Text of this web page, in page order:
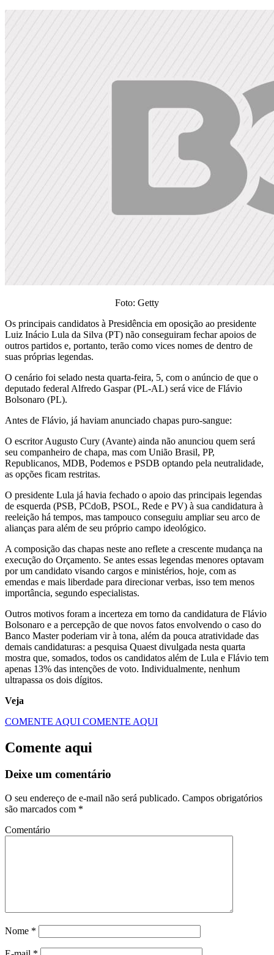
Foto: Getty
Os principais candidatos à Presidência em oposição ao presidente
Luiz Inácio Lula da Silva (PT) não conseguiram fechar apoios de
outros partidos e, portanto, terão como vices nomes de dentro de
suas próprias legendas.
O cenário foi selado nesta quarta-feira, 5, com o anúncio de que o
deputado federal Alfredo Gaspar (PL-AL) será vice de Flávio
Bolsonaro (PL).
Antes de Flávio, já haviam anunciado chapas puro-sangue:
O escritor Augusto Cury (Avante) ainda não anunciou quem será
seu companheiro de chapa, mas com União Brasil, PP,
Republicanos, MDB, Podemos e PSDB optando pela neutralidade,
as opções ficam restritas.
O presidente Lula já havia fechado o apoio das principais legendas
de esquerda (PSB, PCdoB, PSOL, Rede e PV) à sua candidatura à
reeleição há tempos, mas tampouco conseguiu ampliar seu arco de
alianças para além de seu próprio campo ideológico.
A composição das chapas neste ano reflete a crescente mudança na
execução do Orçamento. Se antes essas legendas menores optavam
por um candidato visando cargos e ministérios, hoje, com as
emendas e mais liberdade para direcionar verbas, isso tem menos
importância, segundo especialistas.
Outros motivos foram a incerteza em torno da candidatura de Flávio
Bolsonaro e a percepção de que novos fatos envolvendo o caso do
Banco Master poderiam vir à tona, além da pouca atratividade das
demais candidaturas: a pesquisa Quaest divulgada nesta quarta
mostra que, somados, todos os candidatos além de Lula e Flávio tem
apenas 13% das intenções de voto. Individualmente, nenhum
ultrapassa os dois dígitos.
Veja
COMENTE AQUI COMENTE AQUI
Comente aqui
Deixe um comentário
O seu endereço de e-mail não será publicado. Campos obrigatórios
são marcados com *
Comentário
Nome *